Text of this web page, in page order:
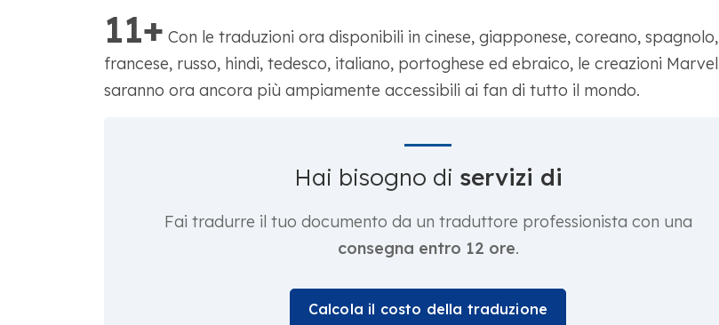
11+ Con le traduzioni ora disponibili in cinese, giapponese, coreano, spagnolo,
francese, russo, hindi, tedesco, italiano, portoghese ed ebraico, le creazioni Marvel
saranno ora ancora più ampiamente accessibili ai fan di tutto il mondo.
Hai bisogno di servizi di
Fai tradurre il tuo documento da un traduttore professionista con una
consegna entro 12 ore.
Calcola il costo della traduzione